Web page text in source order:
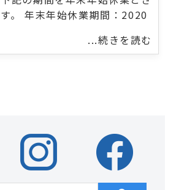
。 年末年始休業期間：2020
...続きを読む